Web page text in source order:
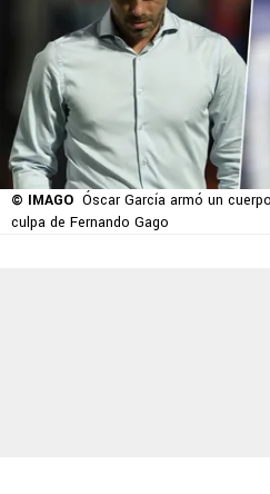
© IMAGO Óscar García armó un
culpa de Fernando Gago